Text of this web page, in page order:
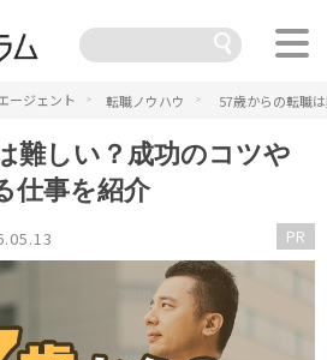
ージェント 転職ノウハウ 57歳からの転職
難しい？成功のコツや
仕事を紹介
PR